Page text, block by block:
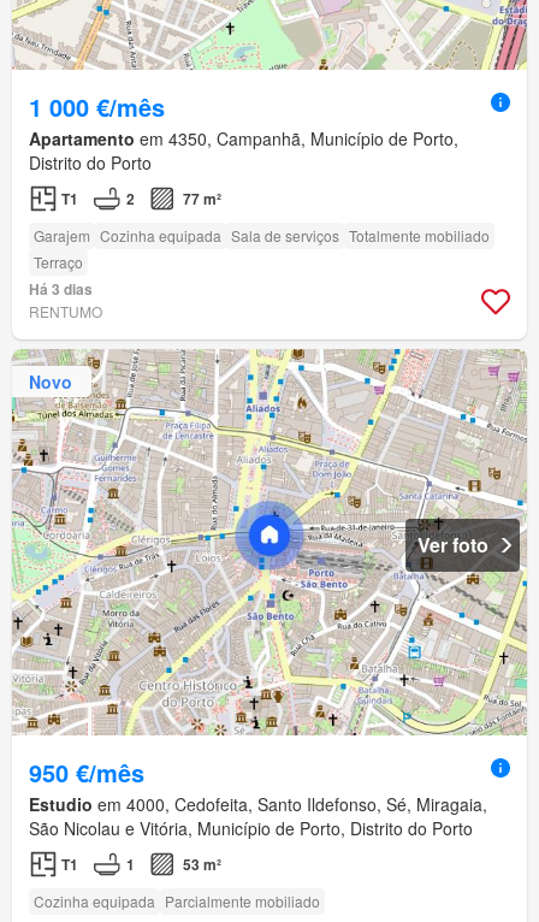
1 000 €/mês
Apartamento em 4350, Campanhã, Município de Porto,
Distrito do Porto
T1 2 77 m²
Garajem Cozinha equipada Sala de serviços Totalmente mobiliado
Terraço
Há 3 dias
RENTUMO
Novo
Ver foto
950 €/mês
Estudio em 4000, Cedofeita, Santo Ildefonso, Sé, Miragaia,
São Nicolau e Vitória, Município de Porto, Distrito do Porto
T1 1 53 m²
Cozinha equipada Parcialmente mobiliado